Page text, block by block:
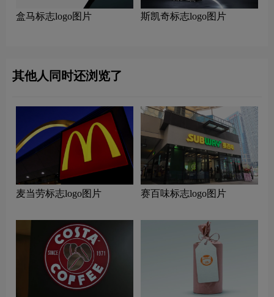
盒马标志logo图片 斯凯奇标志logo图片
其他人同时还浏览了
麦当劳标志logo图片 赛百味标志logo图片